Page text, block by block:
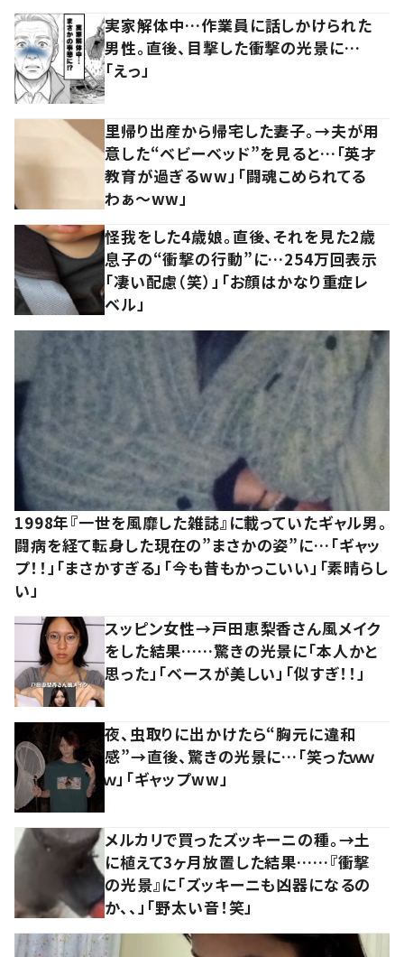
実家解体中…作業員に話しかけられた
男性。直後、目撃した衝撃の光景に…
「えっ」
里帰り出産から帰宅した妻子。→夫が用
意した“ベビーベッド”を見ると…「英才
教育が過ぎるww」「闘魂こめられてる
わぁ～ww」
怪我をした4歳娘。直後、それを見た2歳
息子の“衝撃の行動”に…254万回表示
「凄い配慮（笑）」「お顔はかなり重症レ
ベル」
1998年『一世を風靡した雑誌』に載っていたギャル男。
闘病を経て転身した現在の”まさかの姿”に…「ギャッ
プ！！」「まさかすぎる」「今も昔もかっこいい」「素晴らし
い」
スッピン女性→戸田恵梨香さん風メイク
をした結果……驚きの光景に「本人かと
思った」「ベースが美しい」「似すぎ！！」
夜、虫取りに出かけたら“胸元に違和
感”→直後、驚きの光景に…「笑ったｗｗ
ｗ」「ギャップww」
メルカリで買ったズッキーニの種。→土
に植えて3ヶ月放置した結果……『衝撃
の光景』に「ズッキーニも凶器になるの
か、、」「野太い音！笑」